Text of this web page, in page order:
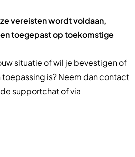
vereisten wordt voldaan,
toegepast op toekomstige
situatie of wil je bevestigen of
is? Neem dan contact
supportchat of via